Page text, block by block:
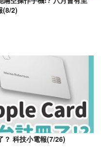
(8/2)
科技小電報(7/26)